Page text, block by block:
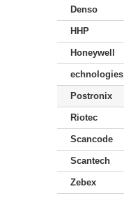
Denso
HHP
Honeywell
echnologies
Postronix
Riotec
Scancode
Scantech
Zebex